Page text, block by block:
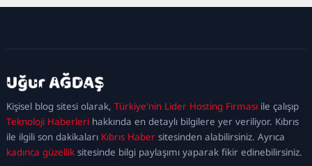
Kişisel blog sitesi olarak,Türkiye'nin Lider Hosting Firması ile çalışıp
Teknoloji Haberleri hakkında en detaylı bilgilere yer veriliyor. Kıbrıs
ile ilgili son dakikaları Kıbrıs Haber sitesinden alabilirsiniz. Ayrıca
kadınca güzellik sitesinde bilgi paylaşımı yaparak fikir edinebilirsiniz.
kadıköy
escortmaltepe
escortataşehir
escortümraniye
escort